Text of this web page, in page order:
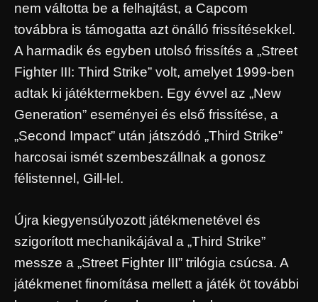
nem váltotta be a felhajtást, a Capcom
továbbra is támogatta azt önálló frissítésekkel.
A harmadik és egyben utolsó frissítés a „Street
Fighter III: Third Strike” volt, amelyet 1999-ben
adtak ki játéktermekben. Egy évvel az „New
Generation” eseményei és első frissítése, a
„Second Impact” után játszódó „Third Strike”
harcosai ismét szembeszállnak a gonosz
félistennel, Gill-lel.
Újra kiegyensúlyozott játékmenetével és
szigorított mechanikájával a „Third Strike”
messze a „Street Fighter III” trilógia csúcsa. A
játékmenet finomítása mellett a játék öt további